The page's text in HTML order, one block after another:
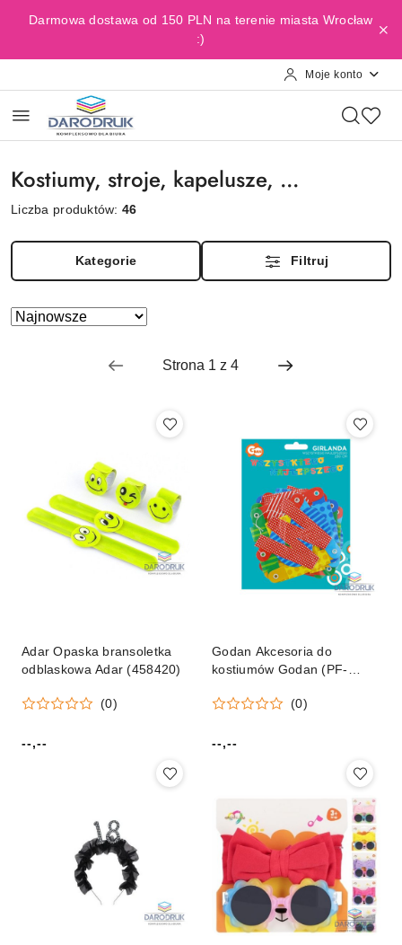
Przejdź do treści głównej
Przejdź do wyszukiwarki
Przejdź do moje konto
Przejdź do menu głównego
Przejdź do stopki
Darmowa dostawa od 150 PLN na terenie miasta Wrocław
:)
Moje konto
Kostiumy, stroje, kapelusze, ...
Liczba produktów:46
Kategorie Filtruj
Zastosowano
Sortuj
Adar Opaska bransoletka
odblaskowa Adar (458420)
(0)
Cena:
--,--
Godan Akcesoria do
kostiumów Godan (PF-
(0)
Cena:
--,--